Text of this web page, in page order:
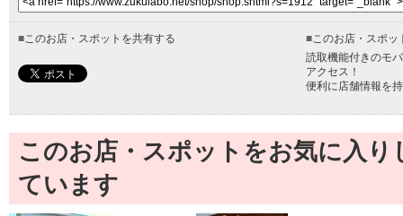
■このお店・スポットを共有する ■このお店・スポッ
読取機能付きのモ
アクセス！
便利に店舗情報を
このお店・スポットをお気に入
ています